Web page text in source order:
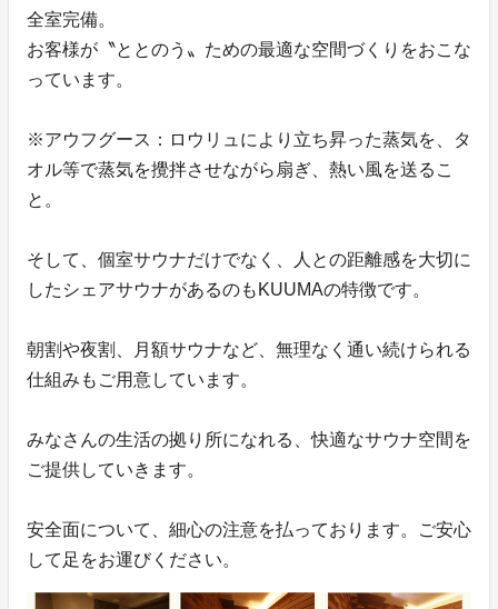
全室完備。
お客様が〝ととのう〟ための最適な空間づくりをおこな
っています。
※アウフグース：ロウリュにより立ち昇った蒸気を、タ
オル等で蒸気を攪拌させながら扇ぎ、熱い風を送るこ
と。
そして、個室サウナだけでなく、人との距離感を大切に
したシェアサウナがあるのもKUUMAの特徴です。
朝割や夜割、月額サウナなど、無理なく通い続けられる
仕組みもご用意しています。
みなさんの生活の拠り所になれる、快適なサウナ空間を
ご提供していきます。
安全面について、細心の注意を払っております。ご安心
して足をお運びください。